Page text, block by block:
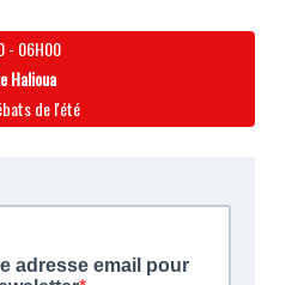
- 06H00
Halioua
de l'été